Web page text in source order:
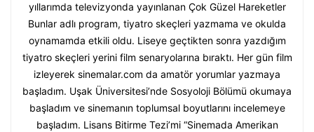
yıllarımda televizyonda yayınlanan Çok Güzel Hareketler
Bunlar adlı program, tiyatro skeçleri yazmama ve okulda
oynamamda etkili oldu. Liseye geçtikten sonra yazdığım
tiyatro skeçleri yerini film senaryolarına bıraktı. Her gün film
izleyerek sinemalar.com da amatör yorumlar yazmaya
başladım. Uşak Üniversitesi’nde Sosyoloji Bölümü okumaya
başladım ve sinemanın toplumsal boyutlarını incelemeye
başladım. Lisans Bitirme Tezi’mi “Sinemada Amerikan